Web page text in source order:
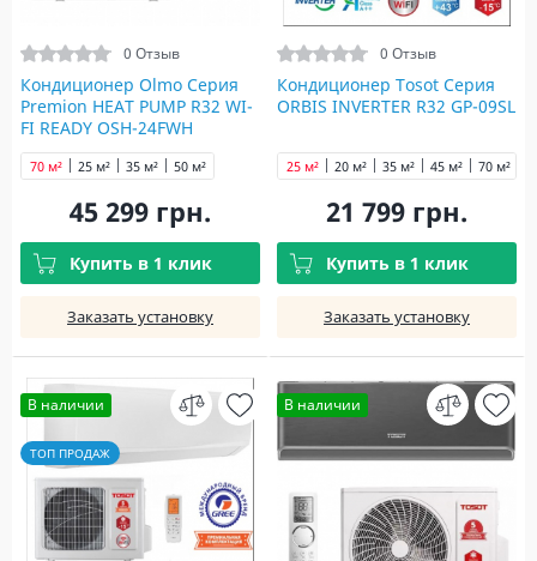
0 Отзыв
Кондиционер Olmo Серия
Premion HEAT PUMP R32 WI-
FI READY OSH-24FWH
25 м² 35 м² 50 м²
70 м²
45 299 грн.
Купить в 1 клик
Заказать установку
0 Отзыв
Кондиционер Tosot Серия
ORBIS INVERTER R32 GP-09SL
20 м²
25 м² 35 м² 45 м² 70 м²
21 799 грн.
Купить в 1 клик
Заказать установку
В наличии
ТОП ПРОДАЖ
В наличии